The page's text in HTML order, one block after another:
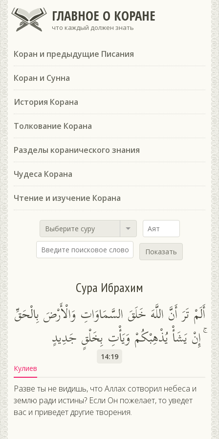
ГЛАВНОЕ О КОРАНЕ
что каждый должен знать
Коран и предыдущие Писания
Коран и Сунна
История Корана
Толкование Корана
Разделы коранического знания
Чудеса Корана
Чтение и изучение Корана
Выберите суру
Показать
Сура Ибрахим
أَلَمْ تَرَ أَنَّ اللَّهَ خَلَقَ السَّمَاوَاتِ وَالْأَرْضَ بِالْحَقِّ
ۚ إِنْ يَشَأْ يُذْهِبْكُمْ وَيَأْتِ بِخَلْقٍ جَدِيدٍ
14:19
Кулиев
Разве ты не видишь, что Аллах сотворил небеса и
землю ради истины? Если Он пожелает, то уведет
вас и приведет другие творения.